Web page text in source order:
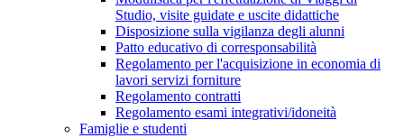
Studio, visite guidate e uscite didattiche
Disposizione sulla vigilanza degli alunni
Patto educativo di corresponsabilità
Regolamento per l'acquisizione in economia di
lavori servizi forniture
Regolamento contratti
Regolamento esami integrativi/idoneità
Famiglie e studenti